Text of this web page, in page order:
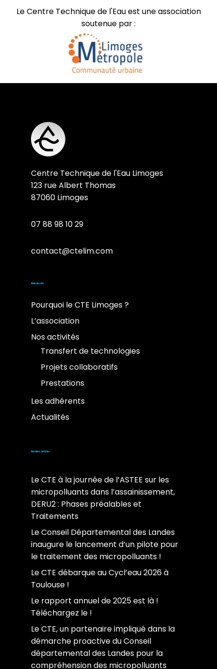
Le Centre Technique de l'Eau est une association
soutenue par :
Centre Technique de l'Eau Limoges
123 rue Albert Thomas
87060 Limoges
07 88 98 10 29
contact@ctelim.com
Plan du site
Pourquoi le CTE Limoges ?
L’association
Nos activités
Transfert de technologies
Projets collaboratifs
Prestations
Les adhérents
Actualités
Derniers articles
Le CTE à la journée de l’ASTEE sur les
micropolluants dans l’assainissement,
DERU2 : Phases préalables et
Traitements
Le Conseil Départemental des Landes
inaugure le lancement d’un pilote pour
le traitement des micropolluants !
Le CTE débarque au Cycl’eau 2026 à
Toulouse !
Le rapport annuel de 2025 est là !
Téléchargez le !
Le CTE, un partenaire impliqué dans la
démarche proactive du Conseil
départemental des Landes pour la
compréhension des micropolluants